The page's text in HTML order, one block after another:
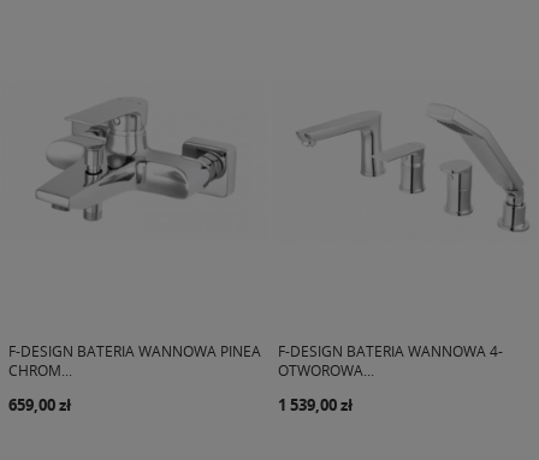
F-DESIGN BATERIA WANNOWA PINEA
CHROM...
659,00 zł
F-DESIGN BATERIA WANNOWA 4-
OTWOROWA...
1 539,00 zł